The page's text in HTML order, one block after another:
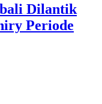
Dilantik
Periode